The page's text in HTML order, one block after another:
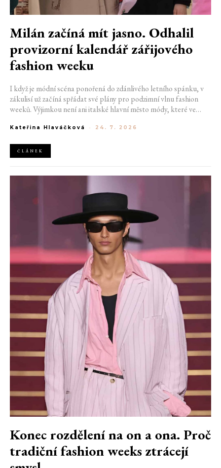
Milán začíná mít jasno. Odhalil
provizorní kalendář zářijového
fashion weeku
I když je módní scéna ponořená do zdánlivého letního spánku, v
zákulisí už začíná spřádat své plány pro podzimní vlnu fashion
weeků. Výjimkou není ani italské hlavní město módy, které ve
22. do 28. září přivítá tradiční jména, pozornost však zaměří
Moschino.
Kateřina Hlaváčková - 24. 7. 2026
ČLÁNEK
Konec rozdělení na on a ona. Proč
tradiční fashion weeks ztrácejí